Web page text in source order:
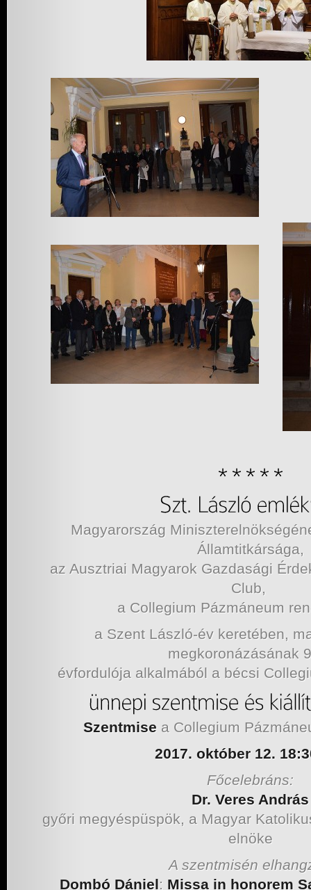
Magyarország
Államtitkársága,
az Ausztriai Magyarok Gazdasági
Club,
a Collegium Pázmáneum
a Szent László-év keretében,
megkoronázásának
évfordulója alkalmából a bécsi
Szentmise a Collegium
2017. október 12.
Főcelebráns:
Dr. Veres András
győri megyéspüspök, a Magyar
elnöke
A szentmisén
Dombó Dániel: Missa in honorem